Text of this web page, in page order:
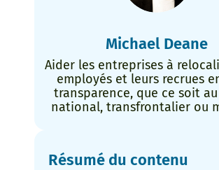
Michael Deane
Aider les entreprises à
employés et leurs recrues
transparence, que ce soit
national, transfrontalier ou
Résumé du contenu